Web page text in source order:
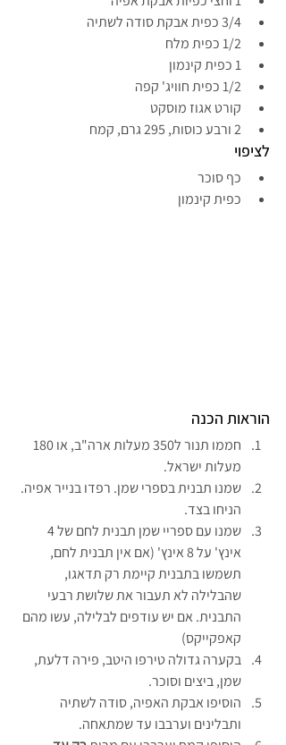
3/4 כפית אבקת סודה לשתיה
1/2 כפית מלח
1 כפית קינמון
1/2 כפית חוויג' קפה
קורט אגוז מוסקט
2 ורבע כוסות, 295 גרם, קמח
לציפוי
כף סוכר
כפית קינמון
הוראות הכנה
מעלות ישראל.
שמנו תבנית בספרי שמן. רפדו בנייר אפיה.
הניחו בצד.
אינץ' על 8 אינץ' (אם אין תבנית לחם,
תשמשו בתבנית קיימת רק תדאגו,
שהבלילה לא תעבור את שלושת רבעי
התבנית. אם יש עודפים לבלילה, עשו מהם
קאפקייקס)
בקערה גדולה טירפו היטב, פירה דלעת,
שמן, ביצים וסוכר.
הוסיפו אבקת האפיה, סודה לשתיה
ותבלינים וערבבו עד שמתאחה.